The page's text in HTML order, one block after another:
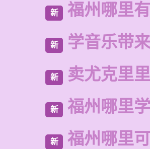
新 福州哪里
新 学音乐带
新 卖尤克里
新 福州哪里
新 福州哪里